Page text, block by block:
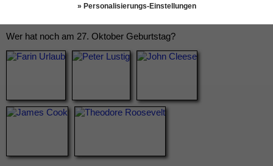
Wer hat noch am 27. Oktober Geburtstag?
» Personalisierungs-Einstellungen